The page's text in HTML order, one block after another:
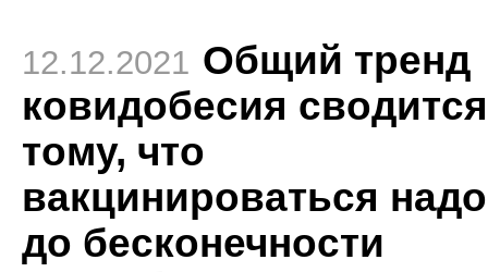
12.12.2021 Общий тренд
ковидобесия
тому, что
вакцинироваться надо
до бесконечности